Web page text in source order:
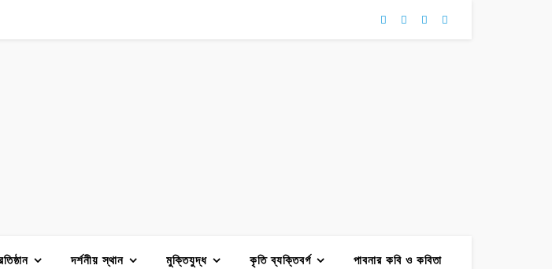
দর্শনীয় স্থান মুক্তিযুদ্ধ কৃতি ব্যক্তিবর্গ পাবনার কবি ও কবিতা